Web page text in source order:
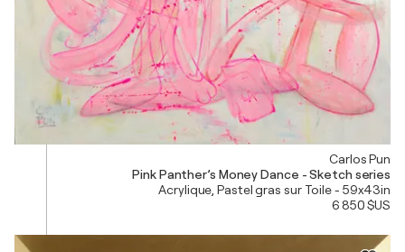
Carlos Pun
Pink Panther’s Money Dance - Sketch series
Acrylique, Pastel gras sur Toile - 59x43in
6 850 $US